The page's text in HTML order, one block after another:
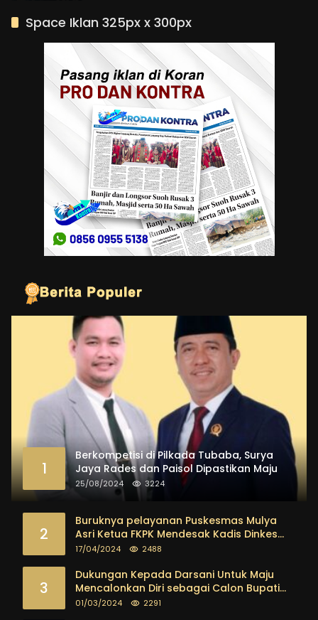
Space Iklan 325px x 300px
1
Berkompetisi di Pilkada Tubaba, Surya
Jaya Rades dan Paisol Dipastikan Maju
25/08/2024 3224
2
Buruknya pelayanan Puskesmas Mulya
Asri Ketua FKPK Mendesak Kadis Dinkes
Tubaba Ambil Tindakan Tegas
17/04/2024 2488
3
Dukungan Kepada Darsani Untuk Maju
Mencalonkan Diri sebagai Calon Bupati
Tubaba Terus Mengalir Baik Dari
01/03/2024 2291